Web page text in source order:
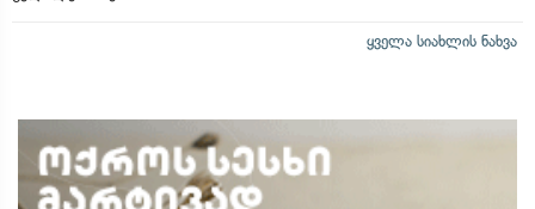
ყველა სიახლის ნახვა